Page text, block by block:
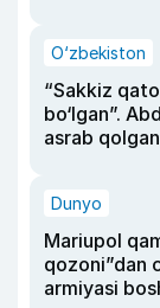
O‘zbekiston
“Sakkiz
bo‘lgan”.
asrab
Dunyo
Mariupol
qozoni”dan
armiyasi